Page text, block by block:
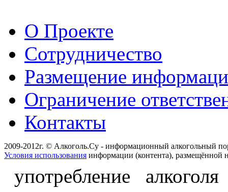
О Проекте
Сотрудничество
Размещение
Ограничение
Контакты
2009-2012г. © Алкоголь.Су - информационный алкогольный
Условия использования информации (контента), размещённой
употребление